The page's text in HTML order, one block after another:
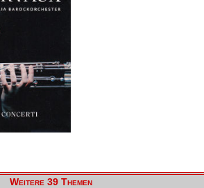
Weitere 39 Themen